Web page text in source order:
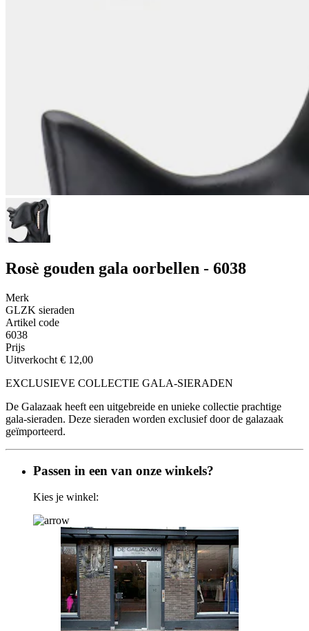
Rosè gouden gala oorbellen - 6038
Merk
GLZK sieraden
Artikel code
6038
Prijs
Uitverkocht € 12,00
EXCLUSIEVE COLLECTIE GALA-SIERADEN
De Galazaak heeft een uitgebreide en unieke collectie prachtige
gala-sieraden. Deze sieraden worden exclusief door de galazaak
geïmporteerd.
Passen in een van onze winkels?
Kies je winkel: